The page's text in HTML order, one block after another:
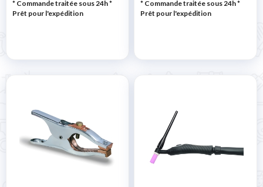
* Commande traitée sous 24h*
Prêt pour l'expédition
* Commande traitée sous 24h*
Prêt pour l'expédition